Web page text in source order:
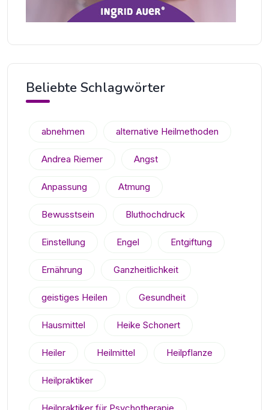
Beliebte Schlagwörter
abnehmen alternative Heilmethoden
Andrea Riemer Angst
Anpassung Atmung
Bewusstsein Bluthochdruck
Einstellung Engel Entgiftung
Ernährung Ganzheitlichkeit
geistiges Heilen Gesundheit
Hausmittel Heike Schonert
Heiler Heilmittel Heilpflanze
Heilpraktiker